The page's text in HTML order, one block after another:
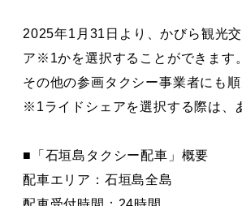
2025年1月31日より、かびら観光
ア※1かを選択することができます。
その他の参画タクシー事業者にも
※1ライドシェアを選択する際は、
■「石垣島タクシー配車」概要
配車エリア：石垣島全島